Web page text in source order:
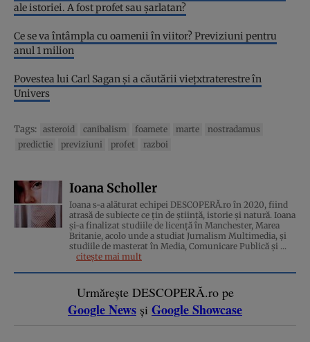
ale istoriei. A fost profet sau şarlatan?
Ce se va întâmpla cu oamenii în viitor? Previziuni pentru
anul 1 milion
Povestea lui Carl Sagan și a căutării viețxtraterestre în
Univers
Tags: asteroid canibalism foamete marte
nostradamus
predictie
previziuni profet razboi
Ioana Scholler
Ioana s-a alăturat echipei DESCOPERĂ.ro în 2020, fiind
atrasă de subiecte ce țin de știință, istorie și natură. Ioana
și-a finalizat studiile de licență în Manchester, Marea
Britanie, acolo unde a studiat Jurnalism Multimedia, și
studiile de masterat în Media, Comunicare Publică și ...
citește mai mult
Urmărește DESCOPERĂ.ro pe
Google News și Google Showcase